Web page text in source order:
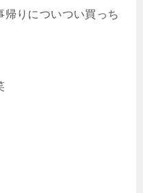
りについつい買っち